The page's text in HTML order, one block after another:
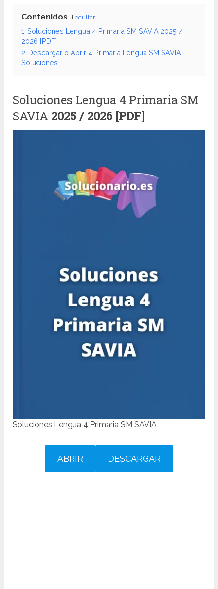
Contenidos ocultar
1 Soluciones Lengua 4 Primaria SM SAVIA 2025 /
2026 [PDF]
2 Descargar o Abrir 4 Primaria Lengua SM SAVIA
Soluciones
Soluciones Lengua 4 Primaria SM
SAVIA 2025 / 2026 [PDF]
Soluciones Lengua 4 Primaria SM SAVIA
ABRIR DESCARGAR